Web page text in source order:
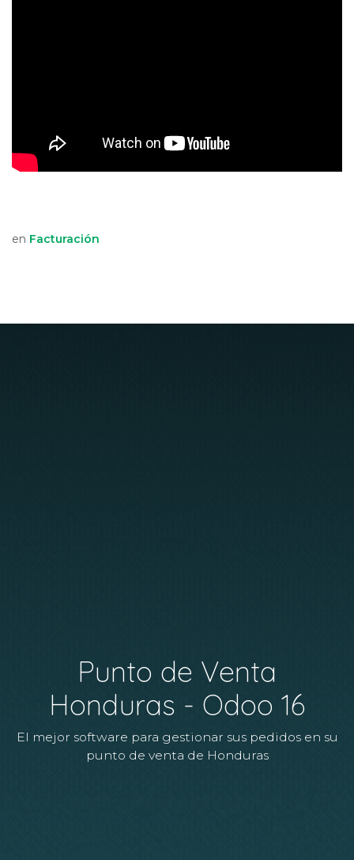
en Facturación
Punto de Venta
Honduras - Odoo 16
El mejor software para gestionar sus pedidos en su
punto de venta de Honduras